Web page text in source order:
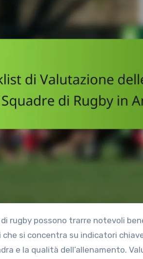
si concentra su indicatori
e la qualità dell’allenamento.